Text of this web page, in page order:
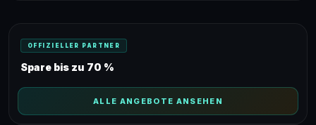
OFFIZIELLER PARTNER
Spare bis zu 70 %
ALLE ANGEBOTE ANSEHEN